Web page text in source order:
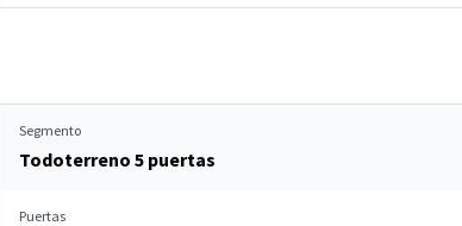
Segmento
Todoterreno 5 puertas
Puertas